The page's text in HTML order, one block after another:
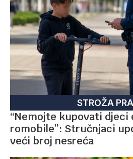
STROŽA
“Nemojte kupovati
romobile”: Stručnjaci
veći broj nesreća